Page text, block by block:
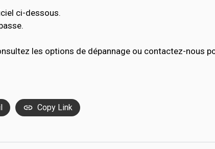
ci-dessous.
les options de dépannage ou contactez-nous
Copy Link